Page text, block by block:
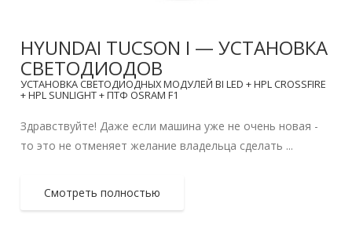
HYUNDAI TUCSON I — УСТАНОВКА
СВЕТОДИОДОВ
УСТАНОВКА СВЕТОДИОДНЫХ МОДУЛЕЙ BI LED + HPL CROSSFIRE
+ HPL SUNLIGHT + ПТФ OSRAM F1
Здравствуйте! Даже если машина уже не очень новая -
то это не отменяет желание владельца сделать ...
Смотреть полностью